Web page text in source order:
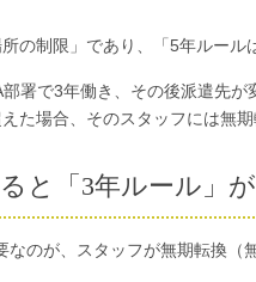
の制限」であり、「5年ルール
署で3年働き、その後派遣先
た場合、そのスタッフには無期
と「3年ルール」
なのが、スタッフが無期転換